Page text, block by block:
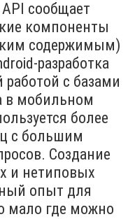
API сообщает
компоненты
содержимым)
разработка
с базами
в мобильном
более
с большим
Создание
и нетиповых
опыт для
мало где можно